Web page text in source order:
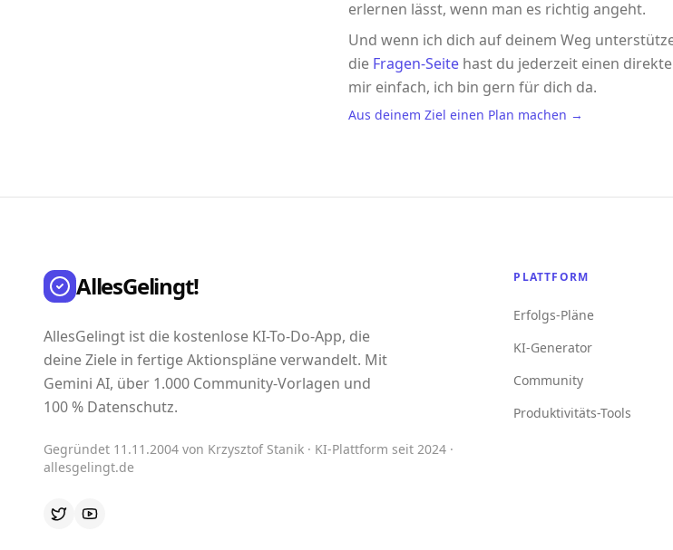
erlernen lässt, wenn man es richtig angeht.
Und wenn ich dich auf deinem Weg
die Fragen-Seite hast du jederzeit einen
mir einfach, ich bin gern für dich da.
Aus deinem Ziel einen Plan machen →
AllesGelingt!
AllesGelingt ist die kostenlose KI-To-Do-App, die
deine Ziele in fertige Aktionspläne verwandelt. Mit
Gemini AI, über 1.000 Community-Vorlagen und
100 % Datenschutz.
Gegründet 11.11.2004 von Krzysztof Stanik · KI-Plattform seit 2024 ·
allesgelingt.de
PLATTFORM
Erfolgs-Pläne
KI-Generator
Community
Produktivitäts-Tools